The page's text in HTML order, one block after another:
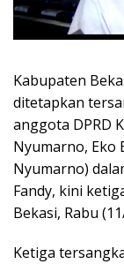
Kabupaten
ditetapkan
anggota DPRD
Nyumarno, Eko
Nyumarno)
Fandy, kini
Bekasi, Rabu
Ketiga